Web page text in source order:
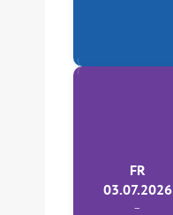
FR
03.07.2026
–